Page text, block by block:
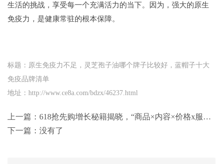
生活的挑战，享受每一个充满活力的当下。因为，强大的原生
免疫力，是健康常驻的根本保障。
标题：原生免疫力不足，灵芝孢子油哪个牌子比较好，蓝帽子十大
免疫品牌清单
地址：http://www.ce8a.com/bdzx/46237.html
上一篇： 618抢先购增长秘籍揭晓，“商品×内容×价格x服务力”引爆生意
下一篇：没有了